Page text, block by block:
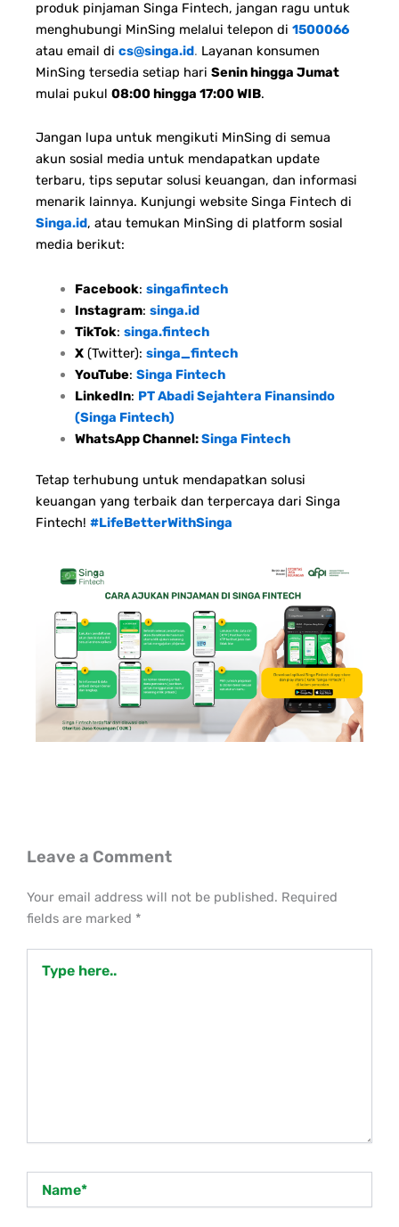
produk pinjaman Singa Fintech, jangan ragu untuk
menghubungi MinSing melalui telepon di 1500066
atau email di cs@singa.id. Layanan konsumen
MinSing tersedia setiap hari Senin hingga Jumat
mulai pukul 08:00 hingga 17:00 WIB.
Jangan lupa untuk mengikuti MinSing di semua
akun sosial media untuk mendapatkan update
terbaru, tips seputar solusi keuangan, dan informasi
menarik lainnya. Kunjungi website Singa Fintech di
Singa.id, atau temukan MinSing di platform sosial
media berikut:
Facebook: singafintech
Instagram: singa.id
TikTok: singa.fintech
X(Twitter): singa_fintech
YouTube: Singa Fintech
LinkedIn: PT Abadi Sejahtera Finansindo
(Singa Fintech)
WhatsApp Channel:Singa Fintech
Tetap terhubung untuk mendapatkan solusi
keuangan yang terbaik dan terpercaya dari Singa
Fintech! #LifeBetterWithSinga
Leave a Comment
Your email address will not be published. Required
fields are marked *
here..